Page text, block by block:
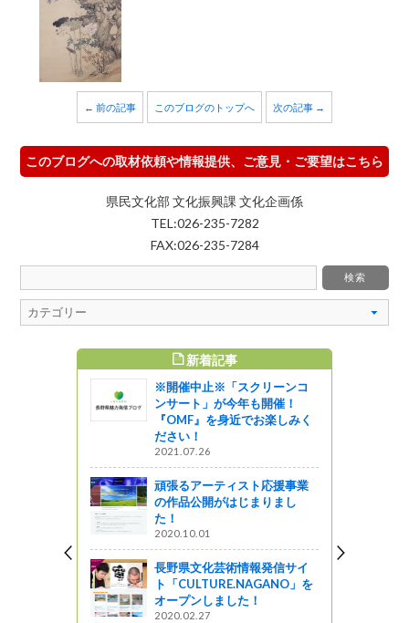
← 前の記事 このブログのトップへ 次の記事 →
このブログへの取材依頼や情報提供、ご意見・ご要望はこちら
県民文化部 文化振興課 文化企画係
TEL:026-235-7282
FAX:026-235-7284
新着記事
※開催中止※「スクリーンコ
ンサート」が今年も開催！
『OMF』を身近でお楽しみく
ださい！
2021.07.26
頑張るアーティスト応援事業
の作品公開がはじまりまし
た！
2020.10.01
長野県文化芸術情報発信サイ
ト「CULTURE.NAGANO」を
オープンしました！
2020.02.27